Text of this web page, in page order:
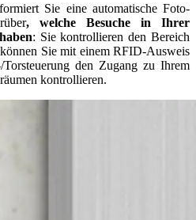
Sie eine automatische Foto-
, welche Besuche in Ihrer
: Sie kontrollieren den Bereich
Sie mit einem RFID-Ausweis
den Zugang zu Ihrem
kontrollieren.